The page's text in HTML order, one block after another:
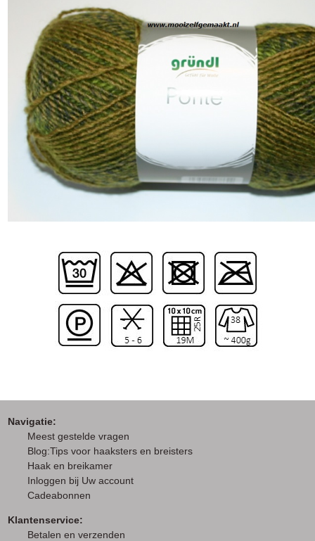
Navigatie:
Meest gestelde vragen
Blog:Tips voor haaksters en breisters
Haak en breikamer
Inloggen bij Uw account
Cadeabonnen
Klantenservice:
Betalen en verzenden